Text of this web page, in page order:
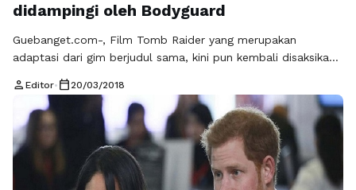
didampingi oleh Bodyguard
Guebanget.com-, Film Tomb Raider yang merupakan
adaptasi dari gim berjudul sama, kini pun kembali disaksikan,
lagi diperankan oleh Angelina Jolie. Polisi karakter utama di
film Tom Raider kini oleh aktris Alicia Vikander. Mengingat
banyaknya penggemar dari Angelina Jolie, bahkan
kehadiranya di gedung bioskop, menarik para …
Baca
Selengkapnya
person Editor• calendar_today 20/03/2018